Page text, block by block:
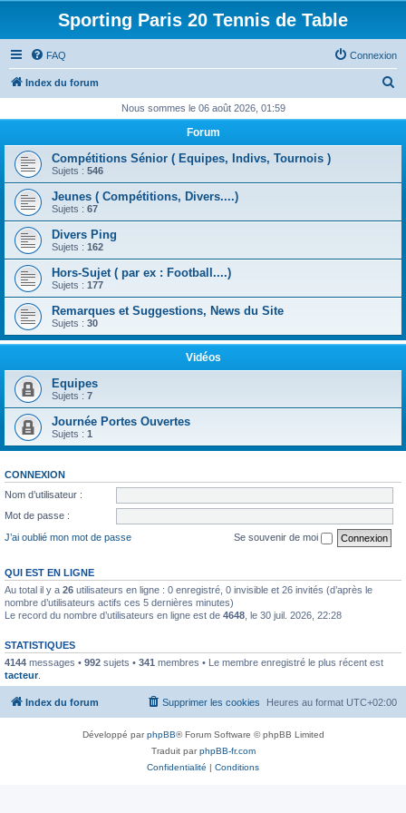
Sporting Paris 20 Tennis de Table
FAQ Connexion
Index du forum
h
Nous sommes le 06 août 2026, 01:59
Forum
Compétitions Sénior ( Equipes, Indivs, Tournois )
Sujets : 546
Jeunes ( Compétitions, Divers....)
Sujets : 67
Divers Ping
Sujets : 162
Hors-Sujet ( par ex : Football....)
Sujets : 177
Remarques et Suggestions, News du Site
Sujets : 30
Vidéos
Equipes
Sujets : 7
Journée Portes Ouvertes
Sujets : 1
CONNEXION
Nom d’utilisateur :
Mot de passe :
J’ai oublié mon mot de passe
Se souvenir de moi
QUI EST EN LIGNE
Au total il y a 26 utilisateurs en ligne : 0 enregistré, 0 invisible et 26 invités (d’après le
nombre d’utilisateurs actifs ces 5 dernières minutes)
Le record du nombre d’utilisateurs en ligne est de 4648 , le 30 juil. 2026, 22:28
STATISTIQUES
4144 messages • 992 sujets • 341 membres • Le membre enregistré le plus récent est
tacteur.
Index du forum Heures au format UTC+02:00
Supprimer les cookies
Développé parphpBB® Forum Software © phpBB Limited
Traduit parphpBB-fr.com
Confidentialité | Conditions